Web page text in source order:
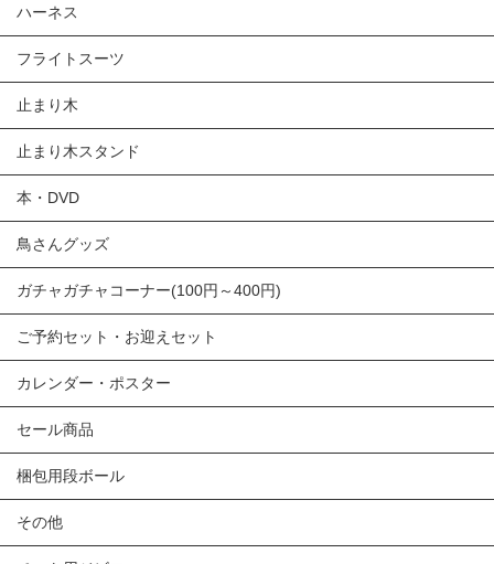
ハーネス
フライトスーツ
止まり木
止まり木スタンド
本・DVD
鳥さんグッズ
ガチャガチャコーナー(100円～400円)
ご予約セット・お迎えセット
カレンダー・ポスター
セール商品
梱包用段ボール
その他